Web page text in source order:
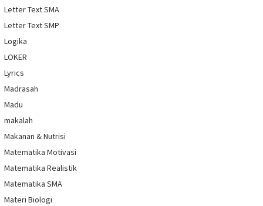
Letter Text SMA
Letter Text SMP
Logika
LOKER
Lyrics
Madrasah
Madu
makalah
Makanan & Nutrisi
Matematika Motivasi
Matematika Realistik
Matematika SMA
Materi Biologi